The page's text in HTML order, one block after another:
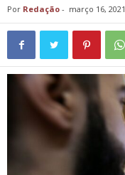
Por Redação - março 16, 2021